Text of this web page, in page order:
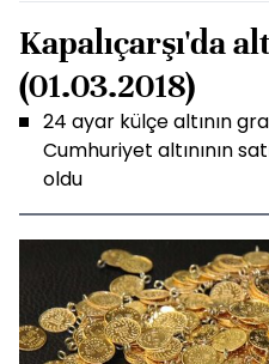
Kapalıçarşı'da
(01.03.2018)
24 ayar külçe altının
Cumhuriyet altınının
oldu